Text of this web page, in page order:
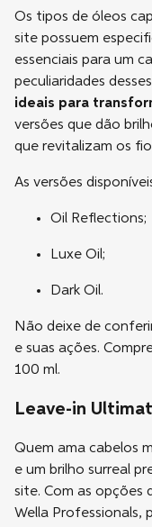
Os tipos de óleos
site possuem
essenciais para um
peculiaridades
ideais para
versões que dão
que revitalizam os
As versões
Oil Reflections;
Luxe Oil;
Dark Oil.
Não deixe de
e suas ações.
100 ml.
Leave-in
Quem ama cabelos
e um brilho surreal
site. Com as opções
Wella Professionals,